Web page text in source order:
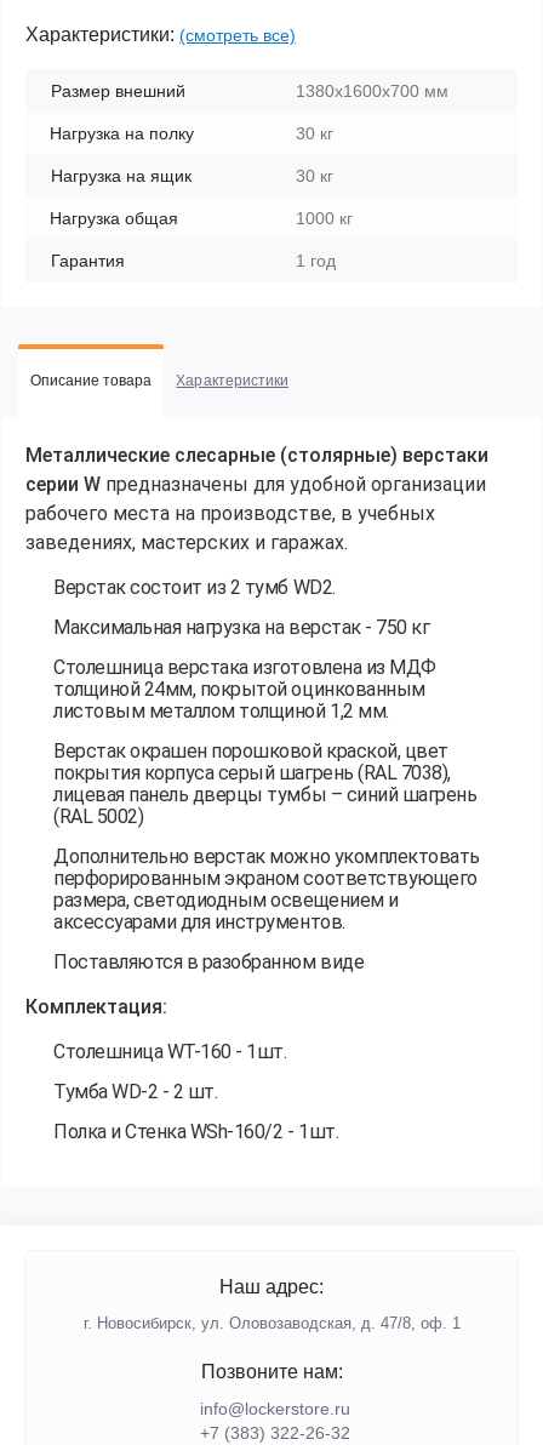
Характеристики: (смотреть все)
Размер внешний 1380x1600x700 мм
Нагрузка на полку 30 кг
Нагрузка на ящик 30 кг
Нагрузка общая 1000 кг
Гарантия 1 год
Описание товара Характеристики
Металлические слесарные (столярные) верстаки
серии W предназначены для удобной организации
рабочего места на производстве, в учебных
заведениях, мастерских и гаражах.
Верстак состоит из 2 тумб WD2.
Максимальная нагрузка на верстак - 750 кг
Столешница верстака изготовлена из МДФ
толщиной 24мм, покрытой оцинкованным
листовым металлом толщиной 1,2 мм.
Верстак окрашен порошковой краской, цвет
покрытия корпуса серый шагрень (RAL 7038),
лицевая панель дверцы тумбы – синий шагрень
(RAL 5002)
Дополнительно верстак можно укомплектовать
перфорированным экраном соответствующего
размера, светодиодным освещением и
аксессуарами для инструментов.
Поставляются в разобранном виде
Комплектация:
Столешница WT-160 - 1шт.
Тумба WD-2 - 2 шт.
Полка и Стенка WSh-160/2 - 1шт.
Наш адрес:
г. Новосибирск, ул. Оловозаводская, д. 47/8, оф. 1
Позвоните нам:
info@lockerstore.ru
+7 (383) 322-26-32